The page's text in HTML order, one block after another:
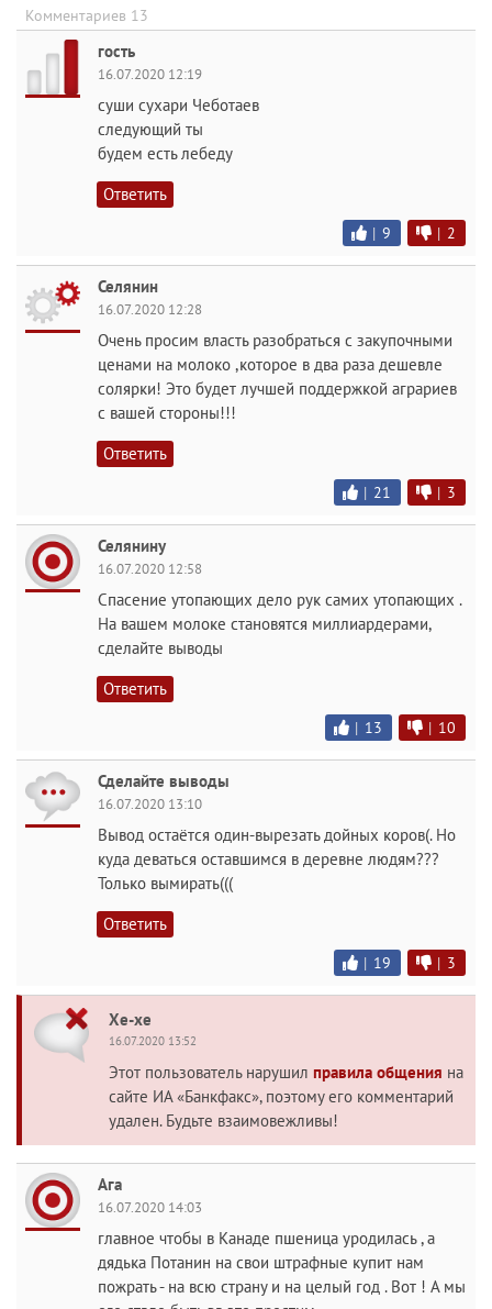
Комментариев 13
гость
16.07.2020 12:19
суши сухари Чеботаев
следующий ты
будем есть лебеду
Ответить
| 9 | 2
Селянин
16.07.2020 12:28
Очень просим власть разобраться с закупочными
ценами на молоко ,которое в два раза дешевле
солярки! Это будет лучшей поддержкой аграриев
с вашей стороны!!!
Ответить
| 21 | 3
Селянину
16.07.2020 12:58
Спасение утопающих дело рук самих утопающих .
На вашем молоке становятся миллиардерами,
сделайте выводы
Ответить
| 13 | 10
Сделайте выводы
16.07.2020 13:10
Вывод остаётся один-вырезать дойных коров(. Но
куда деваться оставшимся в деревне людям???
Только вымирать(((
Ответить
| 19 | 3
Хе-хе
16.07.2020 13:52
Этот пользователь нарушил правила общения на
сайте ИА «Банкфакс», поэтому его комментарий
удален. Будьте взаимовежливы!
Ага
16.07.2020 14:03
главное чтобы в Канаде пшеница уродилась , а
дядька Потанин на свои штрафные купит нам
пожрать - на всю страну и на целый год . Вот ! А мы